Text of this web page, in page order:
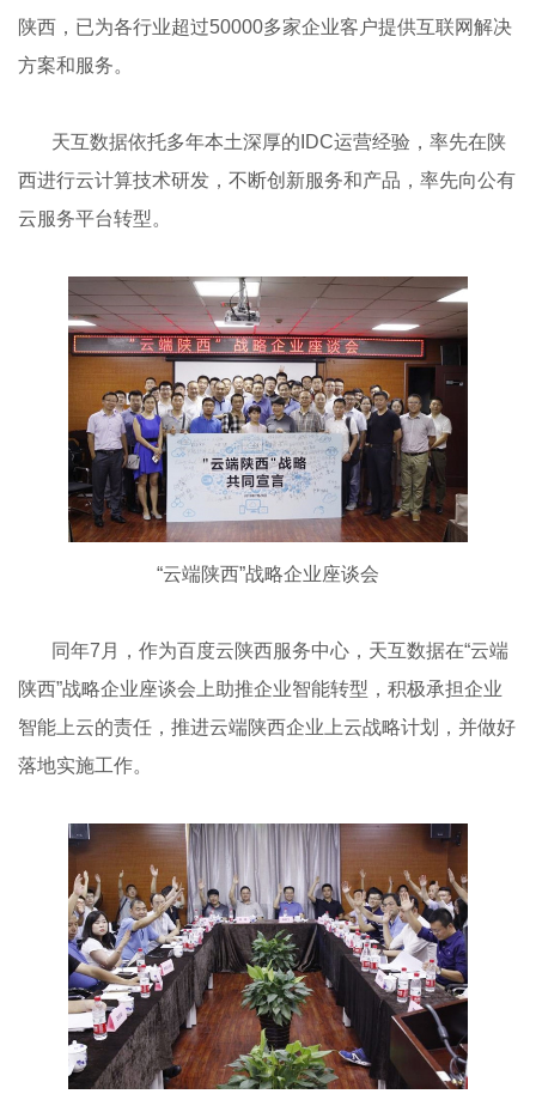
陕西，已为各行业超过50000多家企业客户提供互联网解决
方案和服务。
天互数据依托多年本土深厚的IDC运营经验，率先在陕
西进行云计算技术研发，不断创新服务和产品，率先向公有
云服务平台转型。
“云端陕西”战略企业座谈会
同年7月，作为百度云陕西服务中心，天互数据在“云端
陕西”战略企业座谈会上助推企业智能转型，积极承担企业
智能上云的责任，推进云端陕西企业上云战略计划，并做好
落地实施工作。